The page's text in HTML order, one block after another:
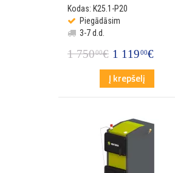
Kodas: K25.1-P20
Piegādāsim
3-7 d.d.
1 75000€ 1 11900€
Į krepšelį